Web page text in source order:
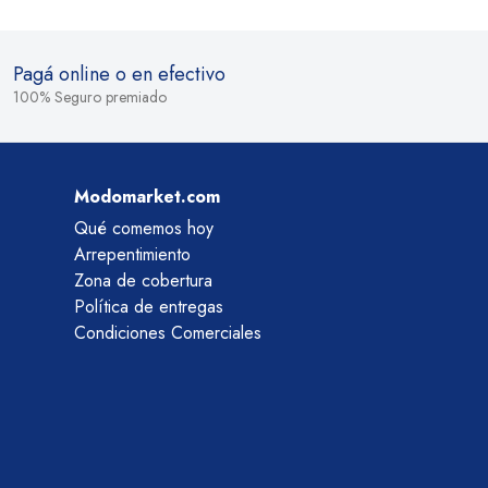
Pagá online o en efectivo
100% Seguro premiado
Modomarket.com
Qué comemos hoy
Arrepentimiento
Zona de cobertura
Política de entregas
Condiciones Comerciales